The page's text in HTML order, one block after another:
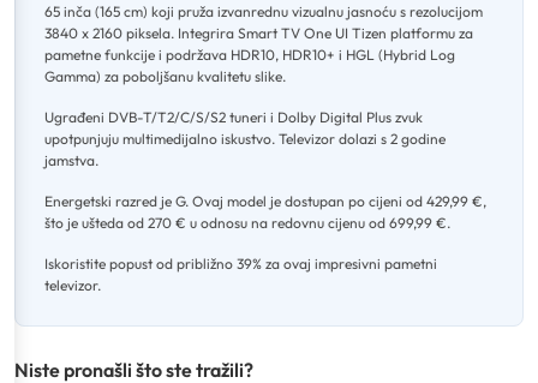
65 inča (165 cm) koji pruža izvanrednu vizualnu jasnoću s rezolucijom
3840 x 2160 piksela. Integrira Smart TV One UI Tizen platformu za
pametne funkcije i podržava HDR10, HDR10+ i HGL (Hybrid Log
Gamma) za poboljšanu kvalitetu slike.
Ugrađeni DVB-T/T2/C/S/S2 tuneri i Dolby Digital Plus zvuk
upotpunjuju multimedijalno iskustvo. Televizor dolazi s 2 godine
jamstva.
Energetski razred je G. Ovaj model je dostupan po cijeni od 429,99 €,
što je ušteda od 270 € u odnosu na redovnu cijenu od 699,99 €.
Iskoristite popust od približno 39% za ovaj impresivni pametni
televizor.
Niste pronašli što ste tražili?